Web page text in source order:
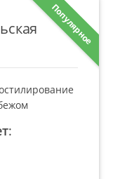
Популярное
: